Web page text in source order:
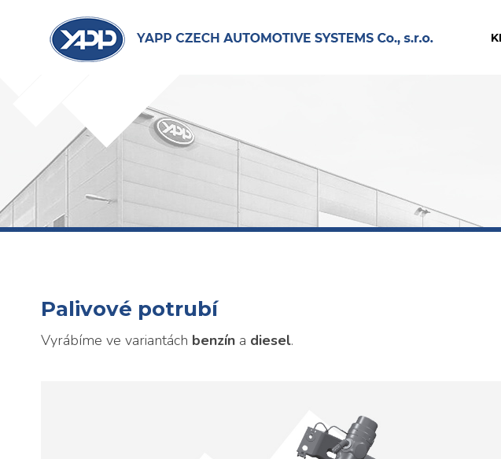
Palivové potrubí
Vyrábíme ve variantách benzín a diesel.